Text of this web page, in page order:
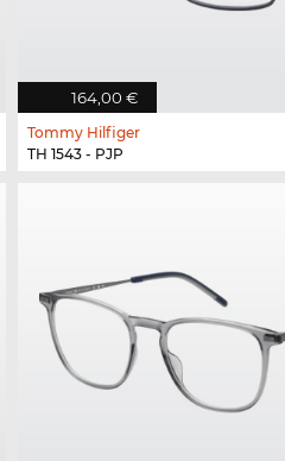
164,00 €
Tommy Hilfiger
TH 1543 - PJP